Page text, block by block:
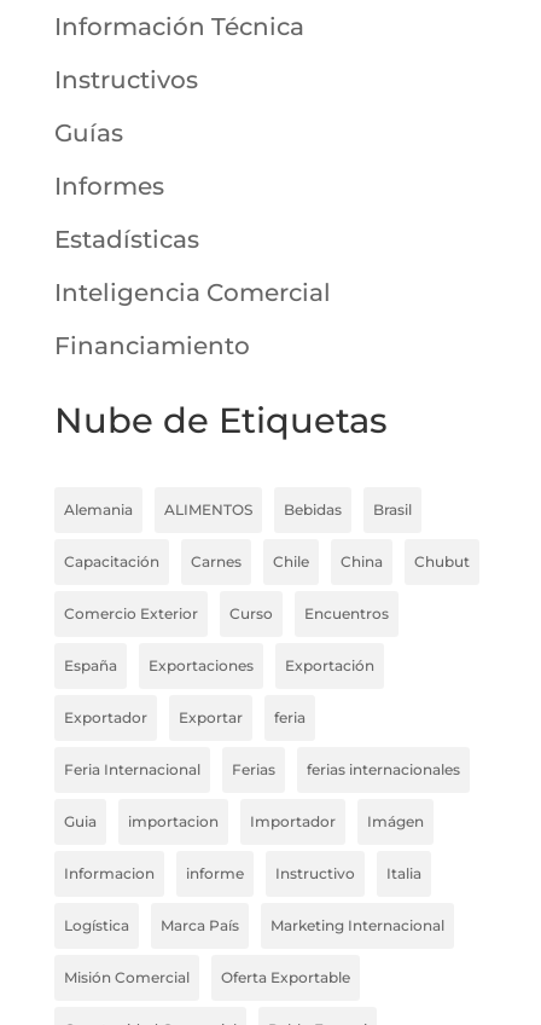
Información Técnica
Instructivos
Guías
Informes
Estadísticas
Inteligencia Comercial
Financiamiento
Nube de Etiquetas
Alemania ALIMENTOS Bebidas Brasil
Capacitación Carnes Chile China Chubut
Comercio Exterior Curso Encuentros
España Exportaciones Exportación
Exportador Exportar feria
Feria Internacional Ferias ferias internacionales
Guia importacion Importador Imágen
Informacion informe Instructivo Italia
Logística Marca País Marketing Internacional
Misión Comercial Oferta Exportable